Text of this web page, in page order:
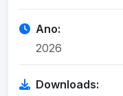
Ano:
2026
Downloads: